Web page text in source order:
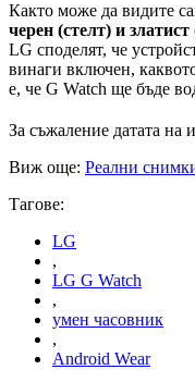
Както може да видите
черен (стелт) и
LG споделят, че
винаги включен,
е, че G Watch ще бъде
За съжаление датата на
Виж още: Реални
Тагове:
LG
,
LG G Watch
,
умен часовник
,
Android Wear